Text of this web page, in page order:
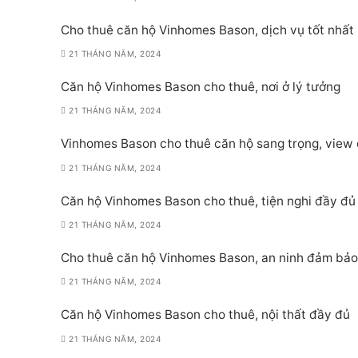
Cho thuê căn hộ Vinhomes Bason, dịch vụ tốt nhất
21 THÁNG NĂM, 2024
Căn hộ Vinhomes Bason cho thuê, nơi ở lý tưởng
21 THÁNG NĂM, 2024
Vinhomes Bason cho thuê căn hộ sang trọng, view
21 THÁNG NĂM, 2024
Căn hộ Vinhomes Bason cho thuê, tiện nghi đầy đủ
21 THÁNG NĂM, 2024
Cho thuê căn hộ Vinhomes Bason, an ninh đảm bảo
21 THÁNG NĂM, 2024
Căn hộ Vinhomes Bason cho thuê, nội thất đầy đủ
21 THÁNG NĂM, 2024